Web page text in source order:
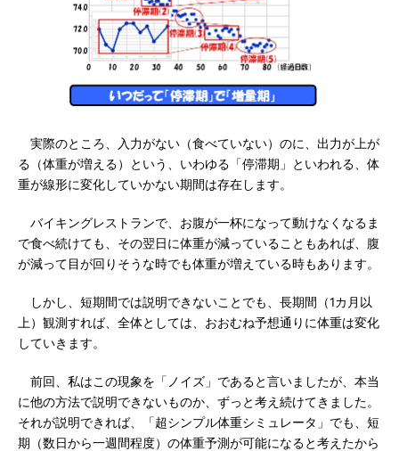
実際のところ、入力がない（食べていない）のに、出力が上が
る（体重が増える）という、いわゆる「停滞期」といわれる、体
重が線形に変化していかない期間は存在します。
バイキングレストランで、お腹が一杯になって動けなくなるま
で食べ続けても、その翌日に体重が減っていることもあれば、腹
が減って目が回りそうな時でも体重が増えている時もあります。
しかし、短期間では説明できないことでも、長期間（1カ月以
上）観測すれば、全体としては、おおむね予想通りに体重は変化
していきます。
前回、私はこの現象を「ノイズ」であると言いましたが、本当
に他の方法で説明できないものか、ずっと考え続けてきました。
それが説明できれば、「超シンプル体重シミュレータ」でも、短
期（数日から一週間程度）の体重予測が可能になると考えたから